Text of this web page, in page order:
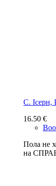
С. Ісерн,
16.50 €
Пола не
на